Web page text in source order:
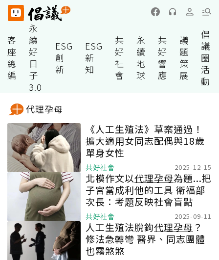
客
座
總
編
永
續
好
日
子
3.0
ESG
創
新
ESG
新
知
共
好
社
會
永
續
地
球
共
好
響
應
議
題
策
展
倡
議
圈
活
動
代理孕母
《人工生殖法》草案通過！
擴大適用女同志配偶與18歲
單身女性
共好社會 2025-12-15
北模作文以代理孕母為題...把
子宮當成利他的工具 衛福部
次長：考題反映社會盲點
共好社會 2025-09-11
人工生殖法脫鉤代理孕母 ？
修法急轉彎 醫界、同志團體
也霧煞煞